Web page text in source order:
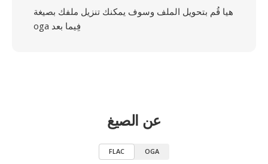
هيا قُم بتحويل الملف وسوف يمكنك تنزيل ملفك بصيغة
oga فِيما بعد
عن الصيغ
FLAC OGA